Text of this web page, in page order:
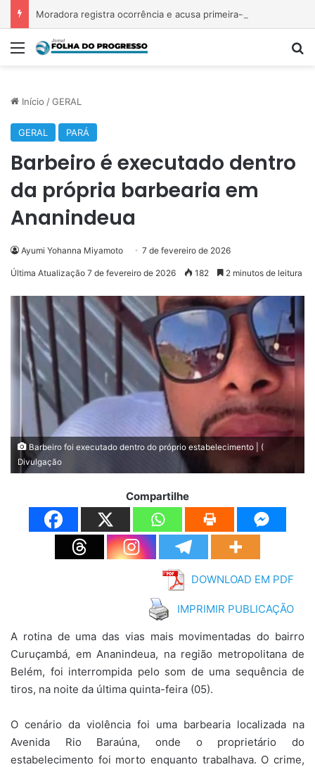
Menu
Início /GERAL
GERAL PARÁ
Barbeiro é executado dentro
da própria barbearia em
Ananindeua
Ayumi Yohanna Miyamoto 7 de fevereiro de 2026
Última Atualização 7 de fevereiro de 2026 182 2 minutos de leitura
Barbeiro foi executado dentro do próprio estabelecimento | (
Divulgação
Compartilhe
DOWNLOAD EM PDF
IMPRIMIR PUBLICAÇÃO
A rotina de uma das vias mais movimentadas do bairro
Curuçambá, em Ananindeua, na região metropolitana de
Belém, foi interrompida pelo som de uma sequência de
tiros, na noite da última quinta-feira (05).
O cenário da violência foi uma barbearia localizada na
Avenida Rio Baraúna, onde o proprietário do
estabelecimento foi morto enquanto trabalhava. O crime,